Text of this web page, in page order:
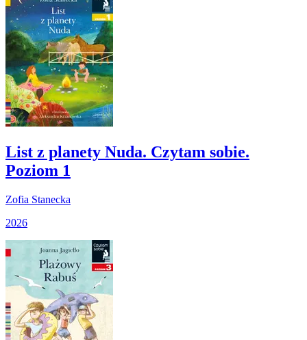
List z planety Nuda. Czytam sobie.
Poziom 1
Zofia Stanecka
2026